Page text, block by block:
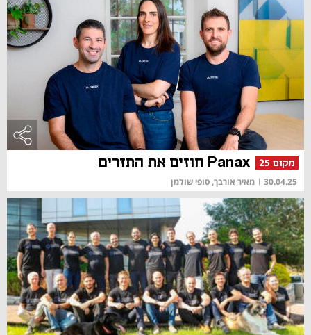
מקום 25 Panax חוזים את התזרים
30.04.25
| מאיר אורבך, סופי שולמן